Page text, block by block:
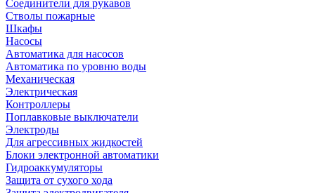
Соединители для рукавов
Стволы пожарные
Шкафы
Насосы
Автоматика для насосов
Автоматика по уровню воды
Механическая
Электрическая
Контроллеры
Поплавковые выключатели
Электроды
Для агрессивных жидкостей
Блоки электронной автоматики
Гидроаккумуляторы
Защита от сухого хода